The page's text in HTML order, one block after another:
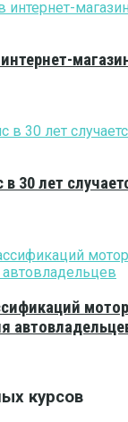
в 30 лет
курсов